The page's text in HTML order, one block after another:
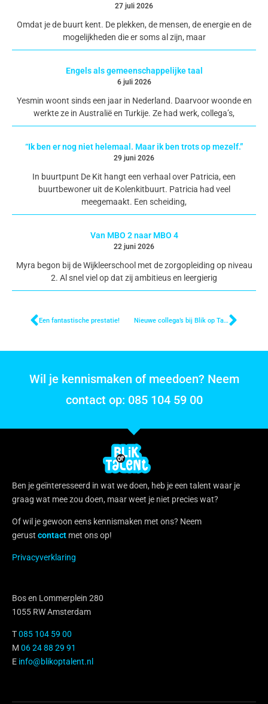
27 juli 2026
Omdat je de buurt kent. De plekken, de mensen, de energie en de
mogelijkheden die er soms al zijn, maar
Engels als gemeenschappelijke taal
6 juli 2026
Yesmin woont sinds een jaar in Nederland. Daarvoor woonde en
werkte ze in Australië en Turkije. Ze had werk, collega’s,
“Ik ben er nog niet helemaal. Maar ik ben trots op mezelf.”
29 juni 2026
In buurtpunt De Kit hangt een verhaal over Patricia, een
buurtbewoner uit de Kolenkitbuurt. Patricia had veel
meegemaakt. Een scheiding,
Van MBO 2 naar MBO 4
22 juni 2026
Myra begon bij de Wijkleerschool met de zorgopleiding op niveau
2. Al snel viel op dat zij ambitieus en leergierig
Een fantastische prestatie! Nieuwe collega’s bij Blik op Talent!
Wil je kennismaken of meedoen? Neem
contact op: 085 104 59 00
Ben je geïnteresseerd in wat we doen, heb je een talent waar je
graag wat mee zou doen, maar weet je niet precies wat?
Of wil je gewoon eens kennismaken met ons? Neem
gerust contact met ons op!
Privacyverklaring
Bos en Lommerplein 280
1055 RW Amsterdam
T085 104 59 00
M 06 24 88 29 91
E info@blikoptalent.nl